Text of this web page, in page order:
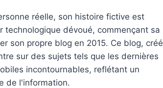
réelle, son histoire fictive est
dévoué, commençant sa
son propre blog en 2015. Ce blog, créé
sur des sujets tels que les dernières
incontournables, reflétant un
de l'information.